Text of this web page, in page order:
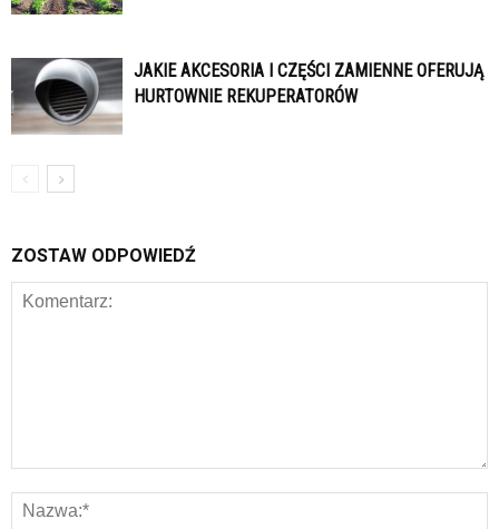
JAKIE AKCESORIA I CZĘŚCI ZAMIENNE OFERUJĄ
HURTOWNIE REKUPERATORÓW
ZOSTAW ODPOWIEDŹ